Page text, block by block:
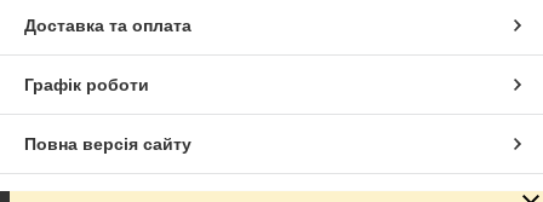
Доставка та оплата
Графік роботи
Повна версія сайту